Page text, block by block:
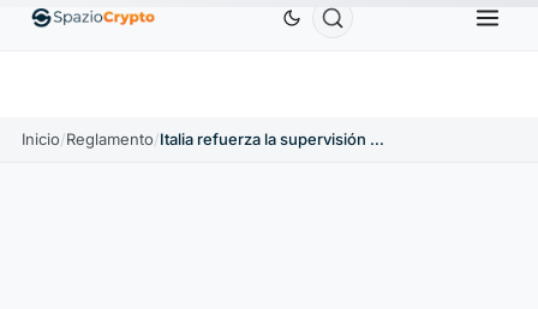
EthereumETH1880,58 US$ TetherUSDT ↑0.00%
Inicio/Reglamento/ Italia refuerza la supervisión de los activos digitales con la aplicación del Reglamento de la UE sobre transferencia de fondos (RTF)